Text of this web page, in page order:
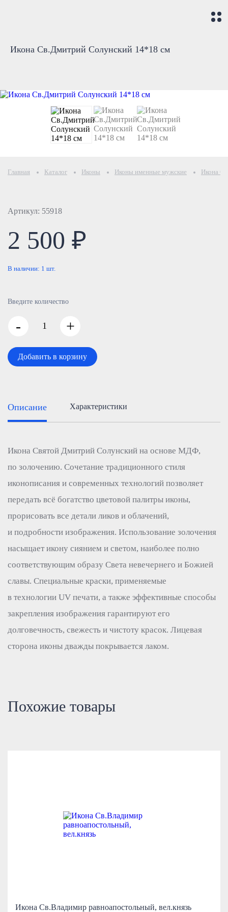
Икона Св.Дмитрий Солунский 14*18 см
Главная Каталог Иконы Иконы именные мужские Икона
Артикул: 55918
2 500 ₽
В наличии: 1 шт.
Введите количество
- +
Добавить в корзину
Описание Характеристики
Икона Святой Дмитрий Солунский на основе МДФ,
по золочению. Сочетание традиционного стиля
иконописания и современных технологий позволяет
передать всё богатство цветовой палитры иконы,
прорисовать все детали ликов и облачений,
и подробности изображения. Использование золочения
насыщает икону сиянием и светом, наиболее полно
соответствующим образу Света невечернего и Божией
славы. Специальные краски, применяемые
в технологии UV печати, а также эффективные способы
закрепления изображения гарантируют его
долговечность, свежесть и чистоту красок. Лицевая
сторона иконы дважды покрывается лаком.
Похожие товары
Икона Св.Владимир равноапостольный, вел.князь